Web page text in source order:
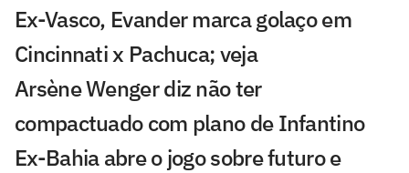
Ex-Vasco, Evander marca golaço em
Cincinnati x Pachuca; veja
Arsène Wenger diz não ter
compactuado com plano de Infantino
Ex-Bahia abre o jogo sobre futuro e